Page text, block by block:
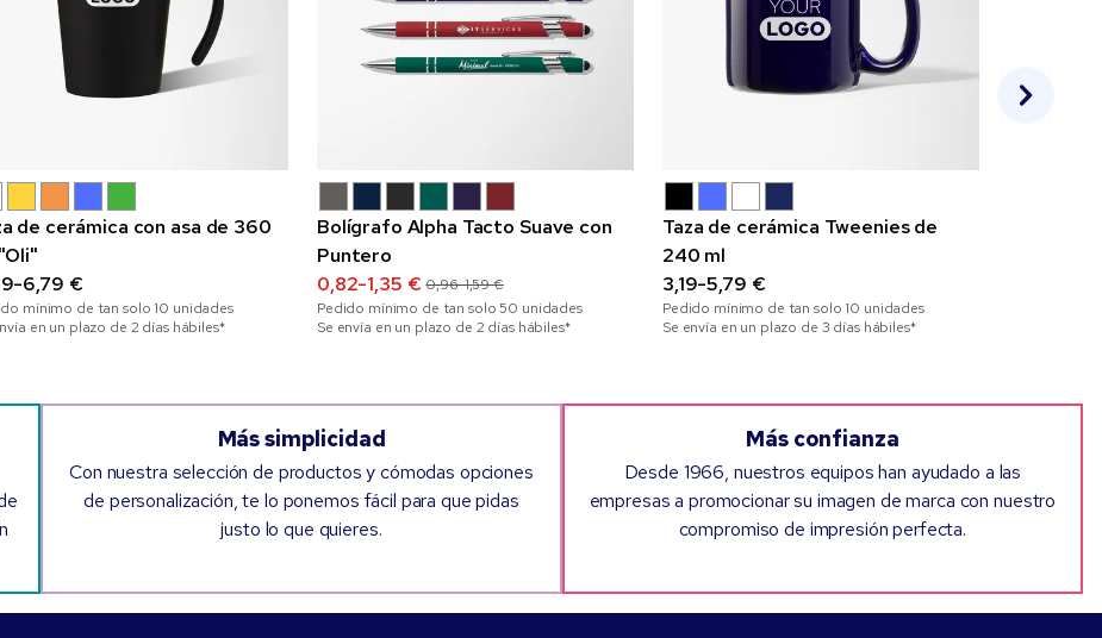
de cerámica con asa de 360
6,79 €
mínimo de tan solo 10 unidades
en un plazo de 2 días hábiles*
Bolígrafo Alpha Tacto Suave con
Puntero
0,82-1,35 € 0,96-1,59 €
Pedido mínimo de tan solo50 unidades
Se envía en un plazo de 2 días hábiles*
Taza de cerámica Tweenies de
240 ml
3,19-5,79 €
Pedido mínimo de tan solo 10 unidades
Se envía en un plazo de 3 días hábiles*
Más simplicidad
Con nuestra selección de productos y cómodas opciones
de personalización, te lo ponemos fácil para que pidas
justo lo que quieres.
Más confianza
Desde 1966, nuestros equipos han ayudado a las
empresas a promocionar su imagen de marca con nuestro
compromiso de impresión perfecta.